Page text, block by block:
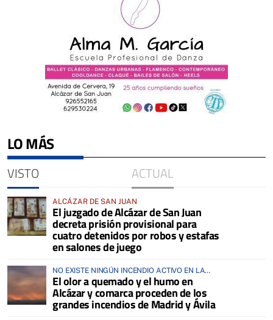
LO MÁS
VISTO ACTUAL
ALCÁZAR DE SAN JUAN
El juzgado de Alcázar de San Juan
decreta prisión provisional para
cuatro detenidos por robos y estafas
en salones de juego
NO EXISTE NINGÚN INCENDIO ACTIVO EN LA
COMARCA
El olor a quemado y el humo en
Alcázar y comarca proceden de los
grandes incendios de Madrid y Ávila